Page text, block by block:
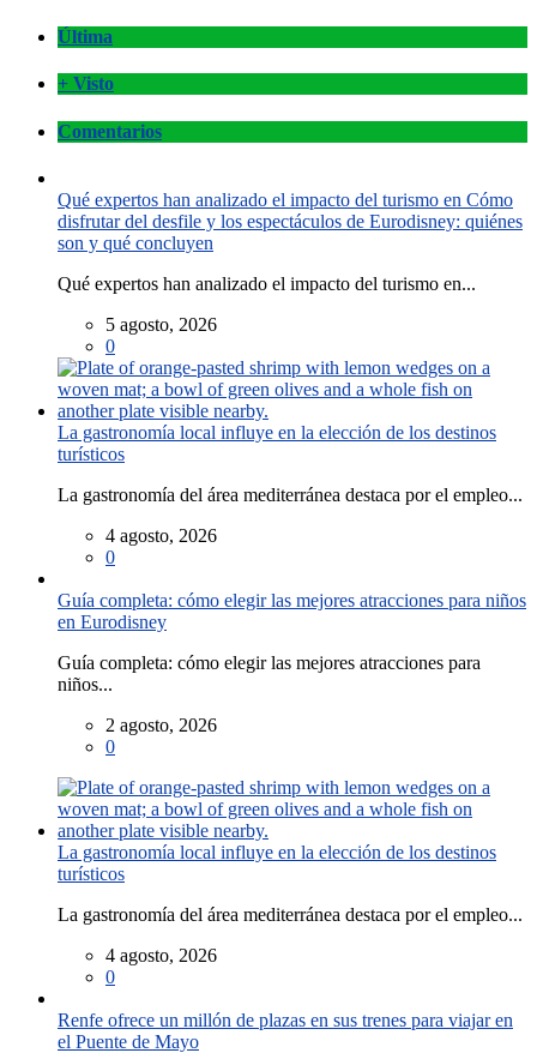
Última
+ Visto
Comentarios
Qué expertos han analizado el impacto del turismo en Cómo
disfrutar del desfile y los espectáculos de Eurodisney: quiénes
son y qué concluyen
Qué expertos han analizado el impacto del turismo en...
5 agosto, 2026
0
La gastronomía local influye en la elección de los destinos
turísticos
La gastronomía del área mediterránea destaca por el empleo...
4 agosto, 2026
0
Guía completa: cómo elegir las mejores atracciones para niños
en Eurodisney
Guía completa: cómo elegir las mejores atracciones para
niños...
2 agosto, 2026
0
La gastronomía local influye en la elección de los destinos
turísticos
La gastronomía del área mediterránea destaca por el empleo...
4 agosto, 2026
0
Renfe ofrece un millón de plazas en sus trenes para viajar en
el Puente de Mayo